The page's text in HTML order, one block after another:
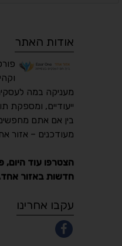
אודות האתר
מעניקה במה
ייעודיים, ומספקת
בין אם אתם
מעודכנים – אזור
הצטרפו עוד היום,
חדשות באזור
עקבו אחרינו